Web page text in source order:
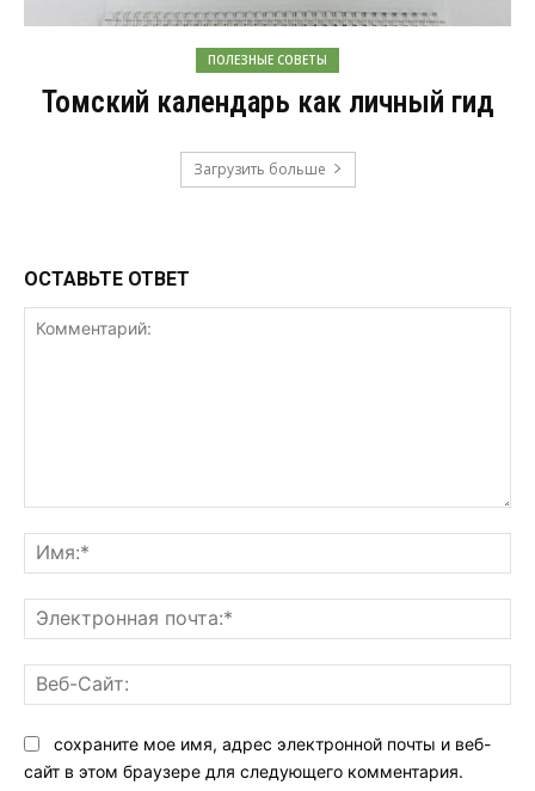
ПОЛЕЗНЫЕ СОВЕТЫ
Томский календарь как личный гид
Загрузить больше
ОСТАВЬТЕ ОТВЕТ
сохраните мое имя, адрес электронной почты и веб-
сайт в этом браузере для следующего комментария.